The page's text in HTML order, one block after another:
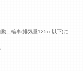
二輪車(排気量125cc以下)に